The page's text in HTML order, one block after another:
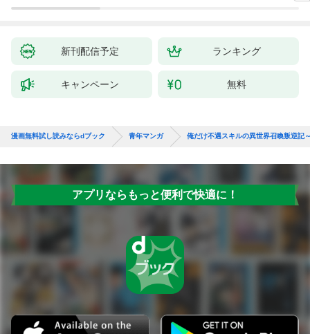
新刊配信予定 ランキング
キャンペーン 無料
漫画無料試し読みならdブック 青年マンガ 俺だけ不遇スキルの異世界召喚叛逆記
アプリならもっと便利で快適に！